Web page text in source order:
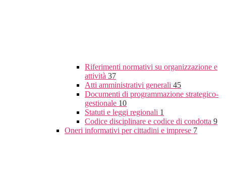
Riferimenti normativi su organizzazione e
attività 37
Atti amministrativi generali 45
Documenti di programmazione strategico-
gestionale 10
Statuti e leggi regionali 1
Codice disciplinare e codice di condotta 9
Oneri informativi per cittadini e imprese 7